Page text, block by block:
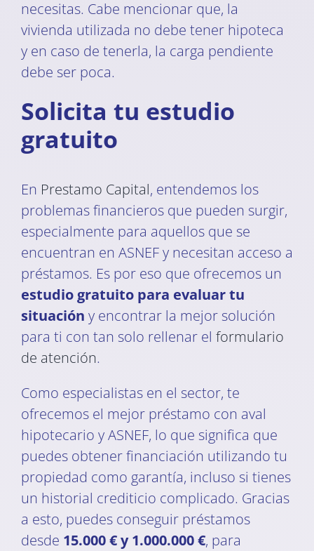
necesitas. Cabe mencionar que, la
vivienda utilizada no debe tener hipoteca
y en caso de tenerla, la carga pendiente
debe ser poca.
Solicita tu estudio
gratuito
En Prestamo Capital, entendemos los
problemas financieros que pueden surgir,
especialmente para aquellos que se
encuentran en ASNEF y necesitan acceso a
préstamos. Es por eso que ofrecemos un
estudio gratuito para evaluar tu
situación y encontrar la mejor solución
para ti con tan solo rellenar el formulario
de atención.
Como especialistas en el sector, te
ofrecemos el mejor préstamo con aval
hipotecario y ASNEF, lo que significa que
puedes obtener financiación utilizando tu
propiedad como garantía, incluso si tienes
un historial crediticio complicado. Gracias
a esto, puedes conseguir préstamos
desde 15.000 € y 1.000.000 €, para